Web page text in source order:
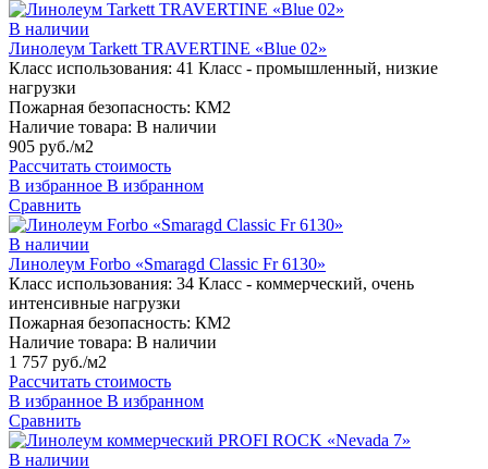
В наличии
Линолеум Tarkett TRAVERTINE «Blue 02»
Класс использования: 41 Класс - промышленный, низкие
нагрузки
Пожарная безопасность: КМ2
Наличие товара: В наличии
905 руб./м2
Рассчитать стоимость
В избранное В избранном
Сравнить
В наличии
Линолеум Forbo «Smaragd Classic Fr 6130»
Класс использования: 34 Класс - коммерческий, очень
интенсивные нагрузки
Пожарная безопасность: КМ2
Наличие товара: В наличии
1 757 руб./м2
Рассчитать стоимость
В избранное В избранном
Сравнить
В наличии